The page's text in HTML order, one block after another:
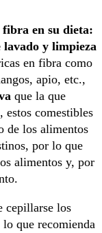
en su dieta:
lavado y limpieza
en fibra como
apio, etc.,
que la que
estos comestibles
de los alimentos
por lo que
alimentos y, por
cepillarse los
lo que recomienda